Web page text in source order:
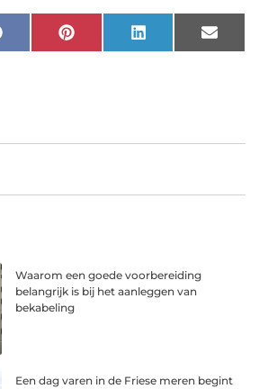
FacebookPinterest LinkedIn Email
Waarom een goede voorbereiding
belangrijk is bij het aanleggen van
bekabeling
Een dag varen in de Friese meren begint